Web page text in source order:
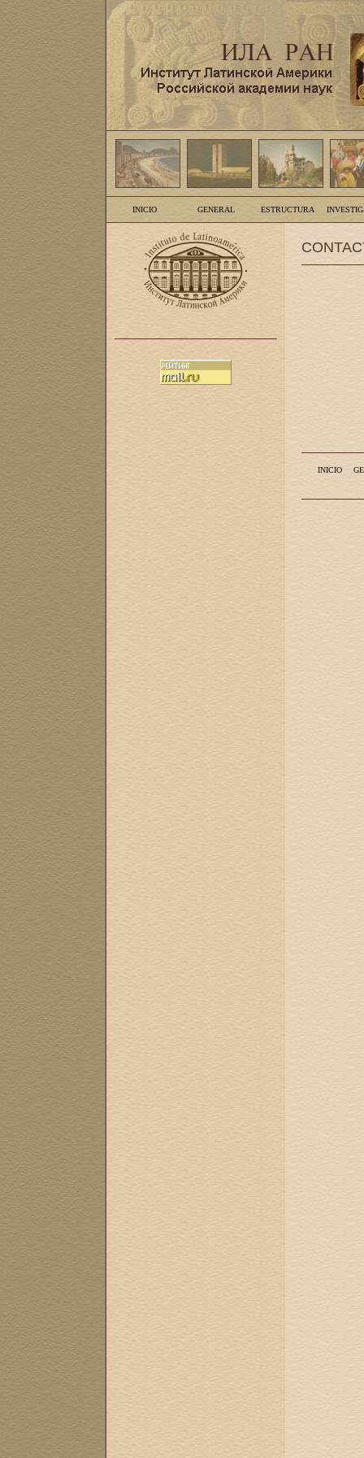
INICIO GENERAL ESTRUCTURA
INICIO